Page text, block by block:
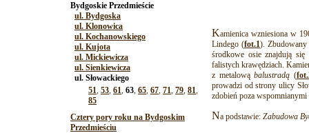
Bydgoskie Przedmieście
ul. Bydgoska
ul. Klonowica
ul. Kochanowskiego
ul. Kujota
ul. Mickiewicza
ul. Sienkiewicza
ul. Słowackiego
51, 53, 61, 63, 65, 67, 71, 79, 81,
85
Cztery pory roku na Bydgoskim
Przedmieściu
Kamienica wzniesiona w
Lindego (fot.1). Zbudowany
środkowe osie znajdują
falistych krawędziach.
z metalowąbalustradą (
prowadzi od strony ulicy
zdobień poza wspomnianymi
Na podstawie: Zabudowa